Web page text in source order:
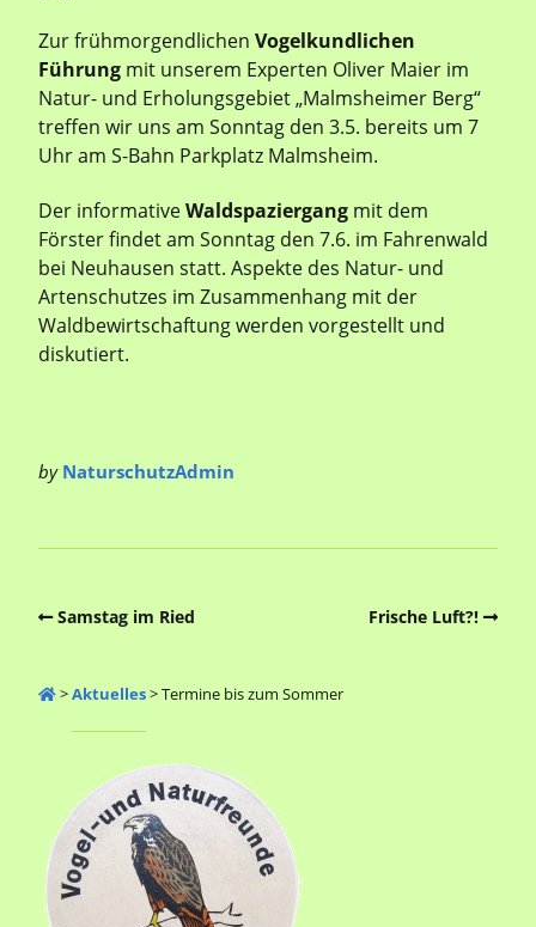
Zur frühmorgendlichen Vogelkundlichen
Führung mit unserem Experten Oliver Maier im
Natur- und Erholungsgebiet „Malmsheimer Berg“
treffen wir uns am Sonntag den 3.5. bereits um 7
Uhr am S-Bahn Parkplatz Malmsheim.
Der informativeWaldspaziergang mit dem
Förster findet am Sonntag den 7.6. im Fahrenwald
bei Neuhausen statt. Aspekte des Natur- und
Artenschutzes im Zusammenhang mit der
Waldbewirtschaftung werden vorgestellt und
diskutiert.
by NaturschutzAdmin
Samstag im Ried Frische Luft?!
>Aktuelles>Termine bis zum Sommer